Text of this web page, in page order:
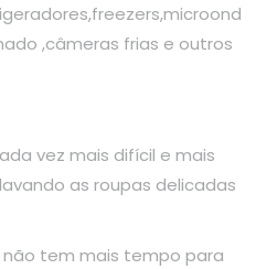
,câmeras frias e outros
vez mais difícil e mais
as roupas delicadas
não tem mais tempo para